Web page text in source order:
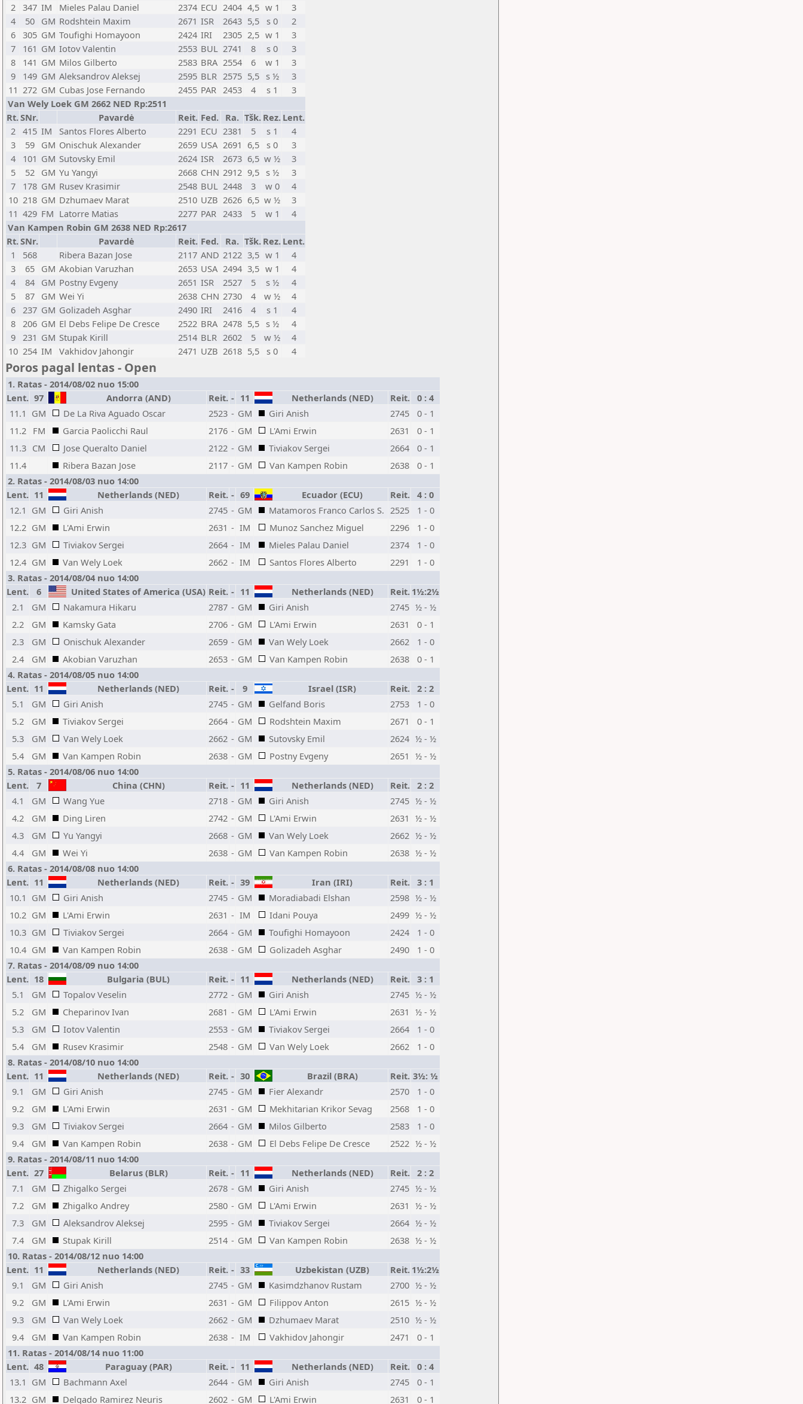
2
347 IM Mieles Palau Daniel 2374 ECU 2404 4,5 w 1
3
4
50 GM Rodshtein Maxim 2671 ISR 2643 5,5 s 0
2
6
305 GM Toufighi Homayoon 2424 IRI 2305 2,5 w 1
3
7
161 GM Iotov Valentin 2553 BUL 2741 8 s 0
3
8
141 GM Milos Gilberto 2583 BRA 2554 6 w 1
3
9
149 GM Aleksandrov Aleksej 2595 BLR 2575 5,5 s ½
3
11 272 GM Cubas Jose Fernando 2455 PAR 2453 4 s 1
3
Van Wely Loek GM 2662 NED Rp:2511
Rt.SNr. Pavardė Reit. Fed. Ra. Tšk. Rez. Lent.
2
415 IM Santos Flores Alberto 2291 ECU 2381 5 s 1
4
3
59 GM Onischuk Alexander 2659 USA 2691 6,5 s 0
3
4
101 GM Sutovsky Emil 2624 ISR 2673 6,5 w ½
3
5
52 GM Yu Yangyi 2668 CHN 2912 9,5 s ½
3
7
178 GM Rusev Krasimir 2548 BUL 2448 3 w 0
4
10 218 GM Dzhumaev Marat 2510 UZB 2626 6,5 w ½
3
11 429 FM Latorre Matias 2277 PAR 2433 5 w 1
4
Van Kampen Robin GM 2638 NED Rp:2617
Rt.SNr. Pavardė Reit. Fed. Ra. Tšk. Rez. Lent.
1
568 Ribera Bazan Jose 2117 AND 2122 3,5 w 1
4
3
65 GM Akobian Varuzhan 2653 USA 2494 3,5 w 1
4
4
84 GM Postny Evgeny 2651 ISR 2527 5 s ½
4
5
87 GM Wei Yi 2638 CHN 2730 4 w ½
4
6
237 GM Golizadeh Asghar 2490 IRI 2416 4 s 1
4
8
206 GM El Debs Felipe De Cresce 2522 BRA 2478 5,5 s ½
4
9
231 GM Stupak Kirill 2514 BLR 2602 5 w ½
4
10 254 IM Vakhidov Jahongir 2471 UZB 2618 5,5 s 0 4
Poros pagal lentas - Open
1. Ratas - 2014/08/02 nuo 15:00
Lent. 97 Andorra (AND) Reit. - 11 Netherlands (NED) Reit. 0 : 4
11.1 GM De La Riva Aguado Oscar 2523 - GM Giri Anish 2745
0 - 1
11.2 FM Garcia Paolicchi Raul 2176 - GM L'Ami Erwin 2631
0 - 1
11.3 CM Jose Queralto Daniel 2122 - GM Tiviakov Sergei 2664
0 - 1
11.4
Ribera Bazan Jose 2117 - GM Van Kampen Robin 2638
0 - 1
2. Ratas - 2014/08/03 nuo 14:00
Lent. 11 Netherlands (NED) Reit. - 69 Ecuador (ECU) Reit. 4 : 0
12.1 GM Giri Anish 2745 - GM Matamoros Franco Carlos S. 2525
1 - 0
12.2 GM L'Ami Erwin 2631 - IM Munoz Sanchez Miguel 2296
1 - 0
12.3 GM Tiviakov Sergei 2664 - IM Mieles Palau Daniel 2374
1 - 0
12.4 GM Van Wely Loek 2662 - IM Santos Flores Alberto 2291
1 - 0
3. Ratas - 2014/08/04 nuo 14:00
Lent.
6 United States of America (USA) Reit. - 11 Netherlands (NED) Reit. 1½:2½
2.1
GM Nakamura Hikaru 2787 - GM Giri Anish 2745 ½ - ½
2.2
GM Kamsky Gata 2706 - GM L'Ami Erwin 2631
0 - 1
2.3
GM Onischuk Alexander 2659 - GM Van Wely Loek 2662
1 - 0
2.4
GM Akobian Varuzhan 2653 - GM Van Kampen Robin 2638
0 - 1
4. Ratas - 2014/08/05 nuo 14:00
Lent. 11 Netherlands (NED) Reit. - 9 Israel (ISR) Reit. 2 : 2
5.1
GM Giri Anish 2745 - GM Gelfand Boris 2753
1 - 0
5.2
GM Tiviakov Sergei 2664 - GM Rodshtein Maxim 2671
0 - 1
5.3
GM Van Wely Loek 2662 - GM Sutovsky Emil 2624 ½ - ½
5.4
GM Van Kampen Robin 2638 - GM Postny Evgeny 2651 ½ - ½
5. Ratas - 2014/08/06 nuo 14:00
Lent.
7 China (CHN) Reit. - 11 Netherlands (NED) Reit. 2 : 2
4.1
GM Wang Yue 2718 - GM Giri Anish 2745 ½ - ½
4.2
GM Ding Liren 2742 - GM L'Ami Erwin 2631 ½ - ½
4.3
GM Yu Yangyi 2668 - GM Van Wely Loek 2662 ½ - ½
4.4
GM Wei Yi 2638 - GM Van Kampen Robin 2638 ½ - ½
6. Ratas - 2014/08/08 nuo 14:00
Lent. 11 Netherlands (NED) Reit. - 39 Iran (IRI) Reit. 3 : 1
10.1 GM Giri Anish 2745 - GM Moradiabadi Elshan 2598 ½ - ½
10.2 GM L'Ami Erwin 2631 - IM Idani Pouya 2499 ½ - ½
10.3 GM Tiviakov Sergei 2664 - GM Toufighi Homayoon 2424
1 - 0
10.4 GM Van Kampen Robin 2638 - GM Golizadeh Asghar 2490
1 - 0
7. Ratas - 2014/08/09 nuo 14:00
Lent. 18 Bulgaria (BUL) Reit. - 11 Netherlands (NED) Reit. 3 : 1
5.1
GM Topalov Veselin 2772 - GM Giri Anish 2745 ½ - ½
5.2
GM Cheparinov Ivan 2681 - GM L'Ami Erwin 2631 ½ - ½
5.3
GM Iotov Valentin 2553 - GM Tiviakov Sergei 2664
1 - 0
5.4
GM Rusev Krasimir 2548 - GM Van Wely Loek 2662
1 - 0
8. Ratas - 2014/08/10 nuo 14:00
Lent. 11 Netherlands (NED) Reit. - 30 Brazil (BRA) Reit. 3½: ½
9.1
GM Giri Anish 2745 - GM Fier Alexandr 2570
1 - 0
9.2
GM L'Ami Erwin 2631 - GM Mekhitarian Krikor Sevag 2568
1 - 0
9.3
GM Tiviakov Sergei 2664 - GM Milos Gilberto 2583
1 - 0
9.4
GM Van Kampen Robin 2638 - GM El Debs Felipe De Cresce 2522 ½ - ½
9. Ratas - 2014/08/11 nuo 14:00
Lent. 27 Belarus (BLR) Reit. - 11 Netherlands (NED) Reit. 2 : 2
7.1
GM Zhigalko Sergei 2678 - GM Giri Anish 2745 ½ - ½
7.2
GM Zhigalko Andrey 2580 - GM L'Ami Erwin 2631 ½ - ½
7.3
GM Aleksandrov Aleksej 2595 - GM Tiviakov Sergei 2664 ½ - ½
7.4
GM Stupak Kirill 2514 - GM Van Kampen Robin 2638 ½ - ½
10. Ratas - 2014/08/12 nuo 14:00
Lent. 11 Netherlands (NED) Reit. - 33 Uzbekistan (UZB) Reit. 1½:2½
9.1
GM Giri Anish 2745 - GM Kasimdzhanov Rustam 2700 ½ - ½
9.2
GM L'Ami Erwin 2631 - GM Filippov Anton 2615 ½ - ½
9.3
GM Van Wely Loek 2662 - GM Dzhumaev Marat 2510 ½ - ½
9.4
GM Van Kampen Robin 2638 - IM Vakhidov Jahongir 2471
0 - 1
11. Ratas - 2014/08/14 nuo 11:00
Lent. 48 Paraguay (PAR) Reit. - 11 Netherlands (NED) Reit. 0 : 4
13.1 GM Bachmann Axel 2644 - GM Giri Anish 2745
0 - 1
13.2 GM Delgado Ramirez Neuris 2602 - GM L'Ami Erwin 2631 0 - 1